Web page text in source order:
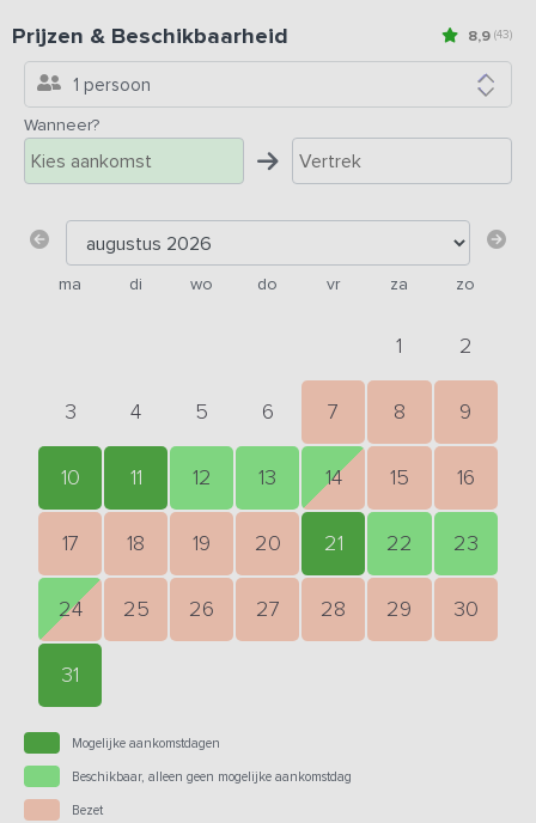
8,9 (43)
Prijzen & Beschikbaarheid
1 persoon
Wanneer?
ma di wo do vr za zo
1 2
3 4 5 6 7 8 9
10 11 12 13 14 15 16
17 18 19 20 21 22 23
24 25 26 27 28 29 30
31
Mogelijke aankomstdagen
Beschikbaar, alleen geen mogelijke aankomstdag
Bezet